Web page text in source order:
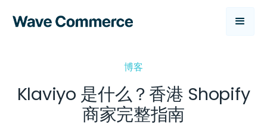
博客
Klaviyo 是什么？香港 Shopify
商家完整指南